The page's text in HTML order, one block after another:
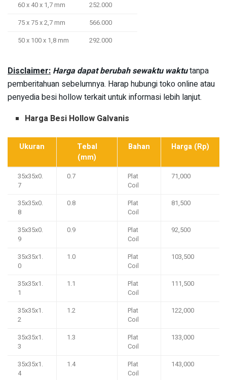
60 x 40 x 1,7 mm
252.000
75 x 75 x 2,7 mm
566.000
50 x 100 x 1,8 mm
292.000
Disclaimer: Harga dapat berubah sewaktu waktutanpa
pemberitahuan sebelumnya. Harap hubungi toko online atau
penyedia besi hollow terkait untuk informasi lebih lanjut.
Harga Besi Hollow Galvanis
Ukuran
Tebal
(mm)
Bahan Harga (Rp)
35x35x0.
7
0.7
Plat
Coil
71,000
35x35x0.
8
0.8
Plat
Coil
81,500
35x35x0.
9
0.9
Plat
Coil
92,500
35x35x1.
0
1.0
Plat
Coil
103,500
35x35x1.
1
1.1
Plat
Coil
111,500
35x35x1.
2
1.2
Plat
Coil
122,000
35x35x1.
3
1.3
Plat
Coil
133,000
35x35x1.
4
1.4
Plat
Coil
143,000